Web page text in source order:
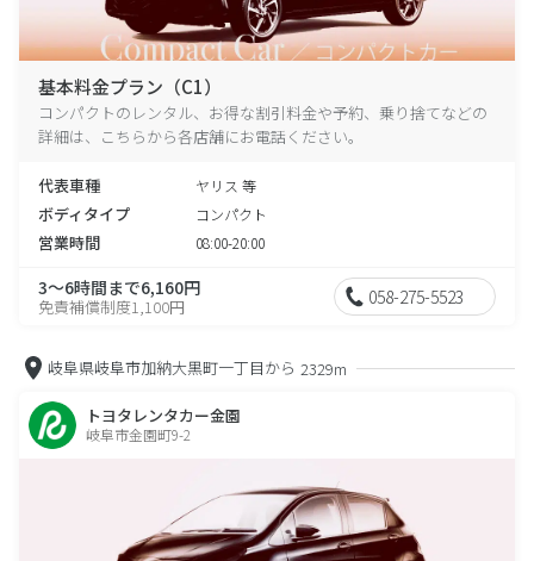
基本料金プラン（C1）
コンパクトのレンタル、お得な割引料金や予約、乗り捨てなどの
詳細は、こちらから各店舗にお電話ください。
代表車種 ヤリス 等
ボディタイプ コンパクト
営業時間 08:00-20:00
3～6時間まで6,160円
免責補償制度1,100円 058-275-5523
岐阜県岐阜市加納大黒町一丁目から 2329m
トヨタレンタカー金園
岐阜市金園町9-2